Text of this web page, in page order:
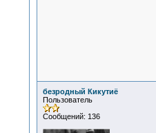
безродный Кикутиё
Пользователь
Сообщений: 136